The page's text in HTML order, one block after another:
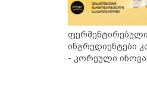
ფერმენტირებული
ინგრედიენტები
- კორეული